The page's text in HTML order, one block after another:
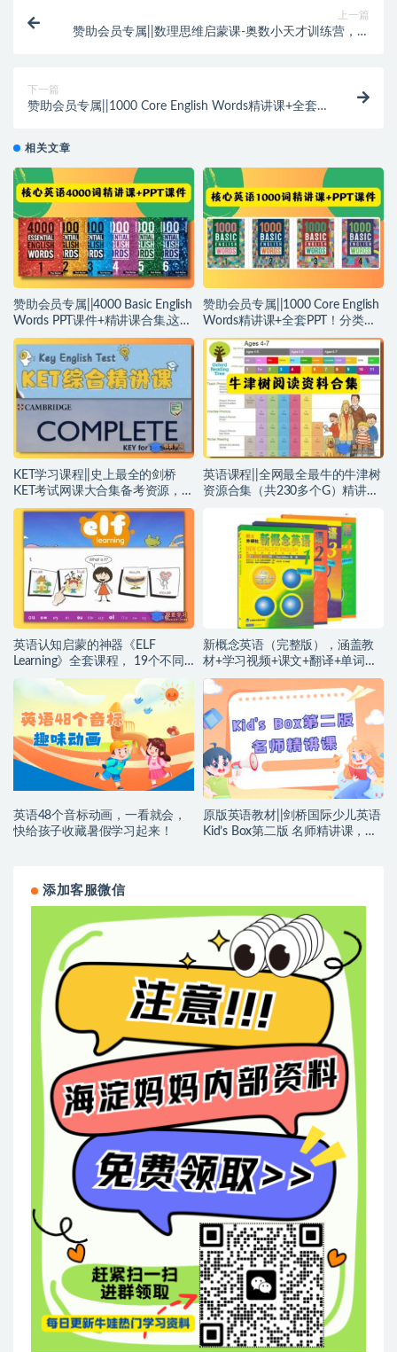
上一篇
赞助会员专属||数理思维启蒙课-奥数小天才训练营，编
下一篇
赞助会员专属||1000 Core English Words精讲课+全套
相关文章
赞助会员专属||4000 Basic English
Words PPT课件+精讲课合集,这个
寒假核心词汇轻松搞定！自学&教
学皆可！~编号【KK0028】
赞助会员专属||1000 Core English
Words精讲课+全套PPT！分类主
题+多样化阅读，高效学词不枯
燥！~编号【KK0027】
KET学习课程||史上最全的剑桥
KET考试网课大合集备考资源，精
选9套课程，助力考试必过~编号
【KK0017】
英语课程||全网最全最牛的牛津树
资源合集（共230多个G）精讲课
等，是孩子学习的最佳的参考资
源，你想要的这里都能找到~编号
【KK0011】
英语认知启蒙的神器《ELF
Learning》全套课程， 19个不同
主题 300个启蒙词汇视频，相当
硬核学习资源，非常值得收藏学
习！~编号【KK0006】
新概念英语（完整版），涵盖教
材+学习视频+课文+翻译+单词
+解析+语法+口语朗读+动画等，
一次就可以拥有，无需东本西跑
找资料了！
英语48个音标动画，一看就会，
快给孩子收藏暑假学习起来！
原版英语教材||剑桥国际少儿英语
Kid’s Box第二版 名师精讲课，孩
添加客服微信